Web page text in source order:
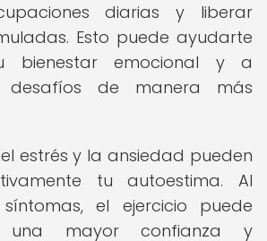
diarias y liberar
Esto puede ayudarte
bienestar emocional y a
desafíos de manera más
estrés y la ansiedad pueden
tu autoestima. Al
el ejercicio puede
una mayor confianza y